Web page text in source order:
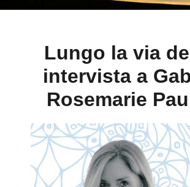
Lungo la via
intervista a
Rosemarie